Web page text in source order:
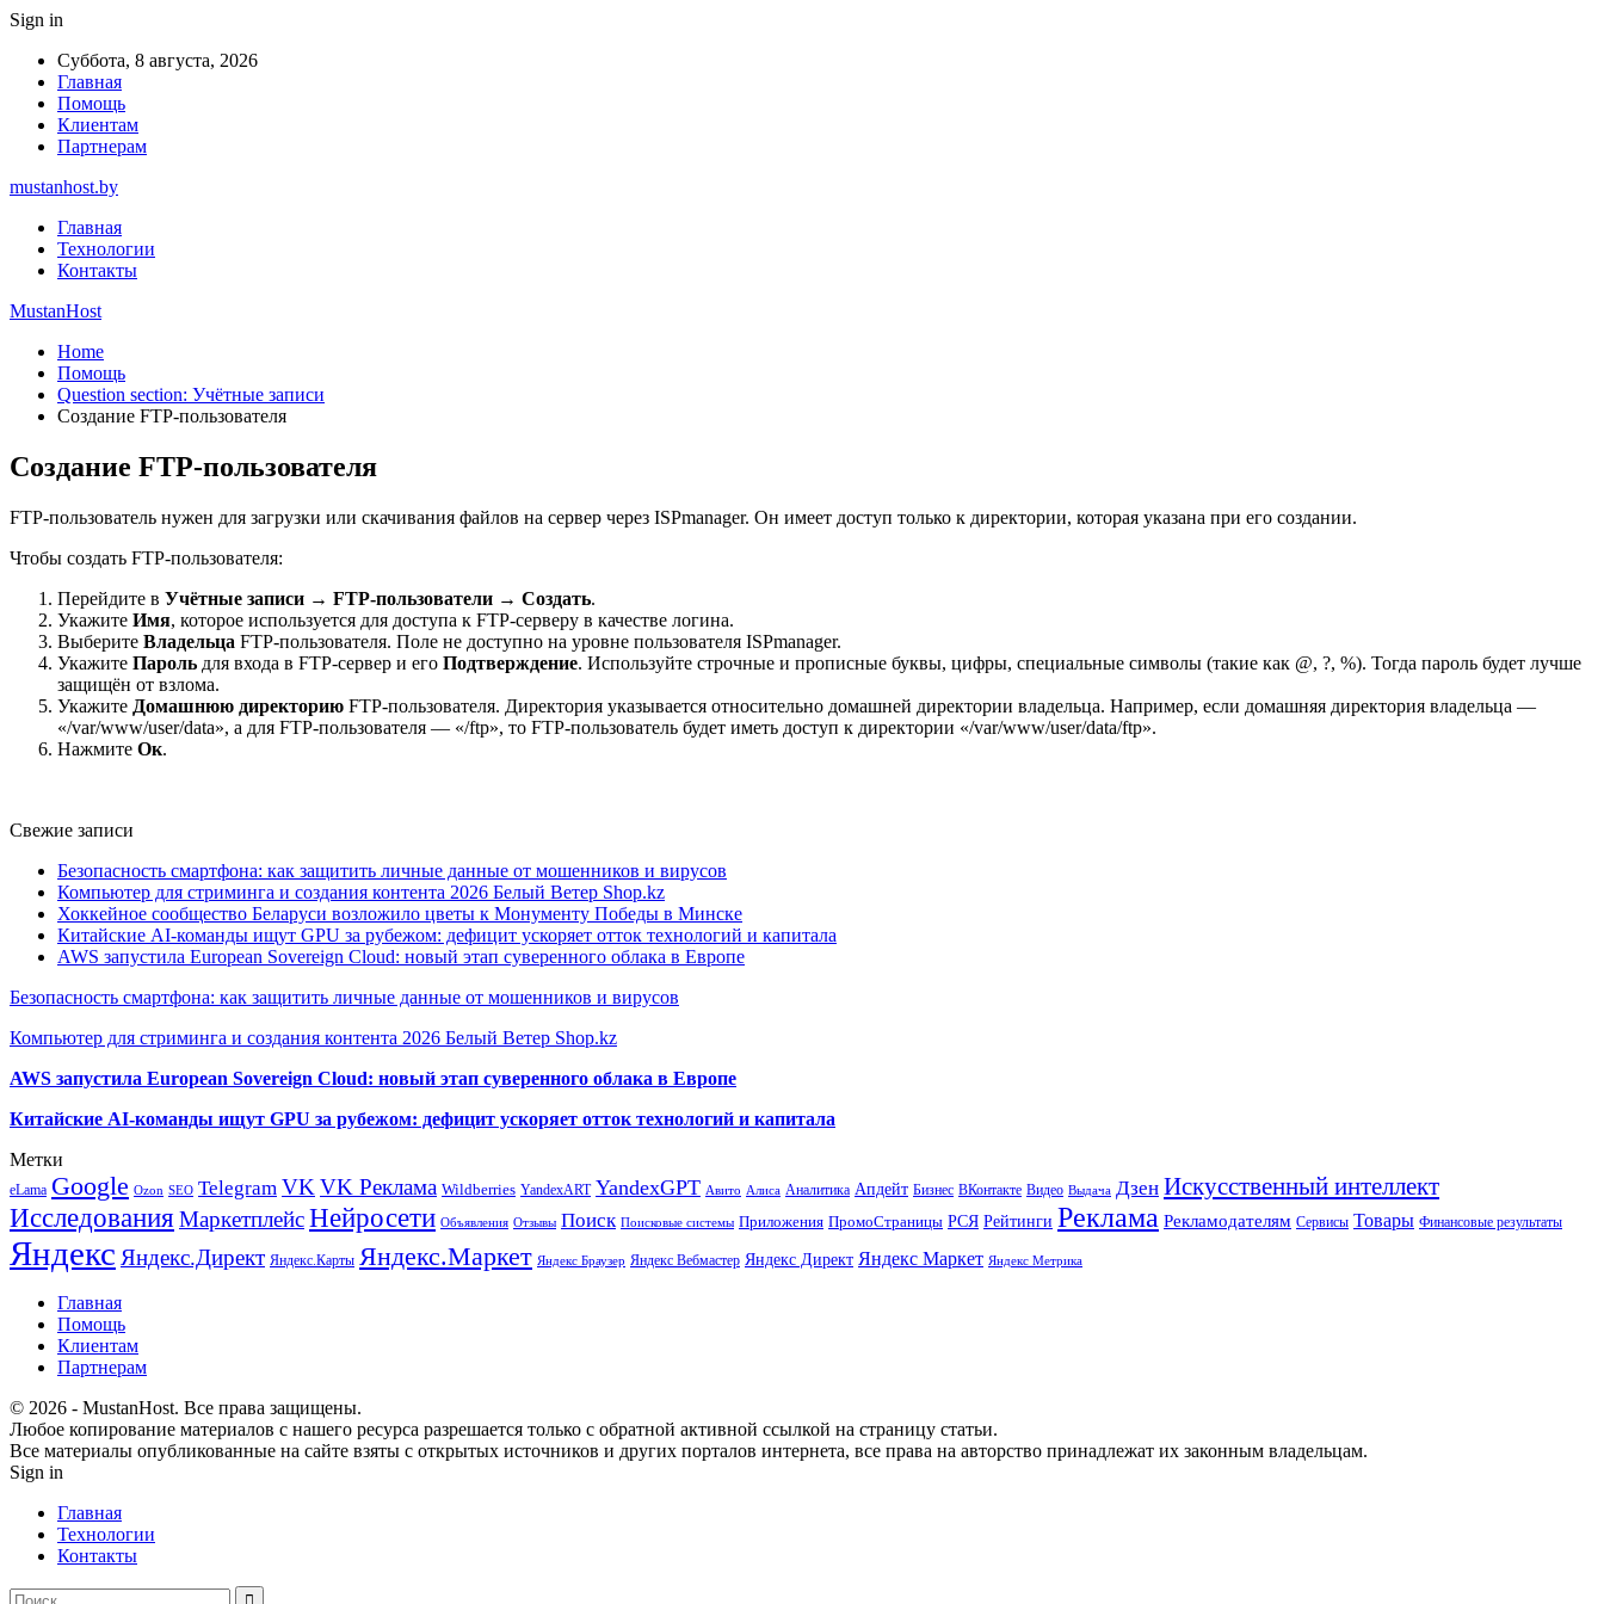
Sign in
Суббота, 8 августа, 2026
Главная
Помощь
Клиентам
Партнерам
mustanhost.by
Главная
Технологии
Контакты
MustanHost
Home
Помощь
Question section: Учётные записи
Создание FTP-пользователя
Создание FTP-пользователя
FTP-пользователь нужен для загрузки или скачивания файлов на сервер через ISPmanager. Он имеет доступ только к директории, которая указана при его создании.
Чтобы создать FTP-пользователя:
Перейдите в Учётные записи → FTP-пользователи → Создать.
Укажите Имя, которое используется для доступа к FTP-серверу в качестве логина.
Выберите Владельца FTP-пользователя. Поле не доступно на уровне пользователя ISPmanager.
Укажите Пароль для входа в FTP-сервер и его Подтверждение. Используйте строчные и прописные буквы, цифры, специальные символы (такие как @, ?, %). Тогда пароль будет лучше
защищён от взлома.
Укажите Домашнюю директорию FTP-пользователя. Директория указывается относительно домашней директории владельца. Например, если домашняя директория владельца —
«/var/www/user/data», а для FTP-пользователя — «/ftp», то FTP-пользователь будет иметь доступ к директории «/var/www/user/data/ftp».
Нажмите Ок.
Свежие записи
Безопасность смартфона: как защитить личные данные от мошенников и вирусов
Компьютер для стриминга и создания контента 2026 Белый Ветер Shop.kz
Хоккейное сообщество Беларуси возложило цветы к Монументу Победы в Минске
Китайские AI-команды ищут GPU за рубежом: дефицит ускоряет отток технологий и капитала
AWS запустила European Sovereign Cloud: новый этап суверенного облака в Европе
Безопасность смартфона: как защитить личные данные от мошенников и вирусов
Компьютер для стриминга и создания контента 2026 Белый Ветер Shop.kz
AWS запустила European Sovereign Cloud: новый этап суверенного облака в Европе
Китайские AI-команды ищут GPU за рубежом: дефицит ускоряет отток технологий и капитала
Метки
eLama Google Ozon SEO Telegram VK VK Реклама Wildberries YandexART YandexGPT Авито Алиса Аналитика Апдейт Бизнес ВКонтакте Видео Выдача Дзен Искусственный интеллект
Исследования МаркетплейсНейросети Объявления Отзывы Поиск Поисковые системы Приложения ПромоСтраницы РСЯ Рейтинги Реклама Рекламодателям Сервисы Товары Финансовые результаты
Яндекс Яндекс.Директ Яндекс.Карты Яндекс.Маркет Яндекс Браузер Яндекс Вебмастер Яндекс Директ Яндекс Маркет Яндекс Метрика
Главная
Помощь
Клиентам
Партнерам
© 2026 - MustanHost. Все права защищены.
Любое копирование материалов с нашего ресурса разрешается только с обратной активной ссылкой на страницу статьи.
Все материалы опубликованные на сайте взяты с открытых источников и других порталов интернета, все права на авторство принадлежат их законным владельцам.
Sign in
Главная
Технологии
Контакты